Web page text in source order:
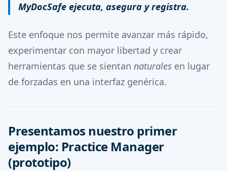
MyDocSafe ejecuta, asegura y registra.
Este enfoque nos permite avanzar más rápido,
experimentar con mayor libertad y crear
herramientas que se sientan naturales en lugar
de forzadas en una interfaz genérica.
Presentamos nuestro primer
ejemplo: Practice Manager
(prototipo)